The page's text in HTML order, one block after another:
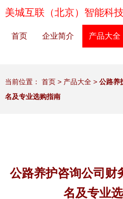
美城互联（北京）智能科
首页 企业简介 产品大全
当前位置： 首页 > 产品大全 > 公路养
名及专业选购指南
公路养护咨询公司财
名及专业